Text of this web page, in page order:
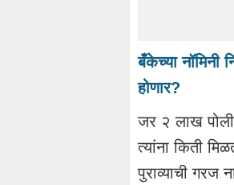
बँकेच्या नॉमिनी
होणार?
जर २ लाख
त्यांना किती
पुराव्याची गरज